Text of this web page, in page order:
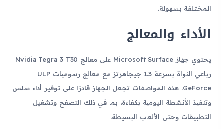
المختلفة بسهولة.
الأداء والمعالج
يحتوي جهاز Microsoft Surface على معالج Nvidia Tegra 3 T30
رباعي النواة بسرعة 1.3 جيجاهرتز مع معالج رسوميات ULP
GeForce. هذه المواصفات تجعل الجهاز قادرًا على توفير أداء سلس
وتنفيذ الأنشطة اليومية بكفاءة، بما في ذلك التصفح وتشغيل
التطبيقات وحتى الألعاب البسيطة.